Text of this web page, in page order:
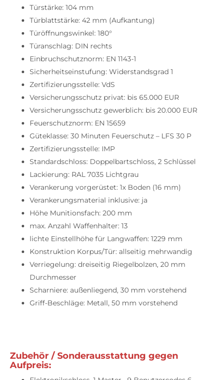
Türstärke: 104 mm
Türblattstärke: 42 mm (Aufkantung)
Türöffnungswinkel: 180°
Türanschlag: DIN rechts
Einbruchschutznorm: EN 1143-1
Sicherheitseinstufung: Widerstandsgrad 1
Zertifizierungsstelle: VdS
Versicherungsschutz privat: bis 65.000 EUR
Versicherungsschutz gewerblich: bis 20.000 EUR
Feuerschutznorm: EN 15659
Güteklasse: 30 Minuten Feuerschutz – LFS 30 P
Zertifizierungsstelle: IMP
Standardschloss: Doppelbartschloss, 2 Schlüssel
Lackierung: RAL 7035 Lichtgrau
Verankerung vorgerüstet: 1x Boden (16 mm)
Verankerungsmaterial inklusive: ja
Höhe Munitionsfach: 200 mm
max. Anzahl Waffenhalter: 13
lichte Einstellhöhe für Langwaffen: 1229 mm
Konstruktion Korpus/Tür: allseitig mehrwandig
Verriegelung: dreiseitig Riegelbolzen, 20 mm
Durchmesser
Scharniere: außenliegend, 30 mm vorstehend
Griff-Beschläge: Metall, 50 mm vorstehend
Zubehör / Sonderausstattung gegen
Aufpreis: